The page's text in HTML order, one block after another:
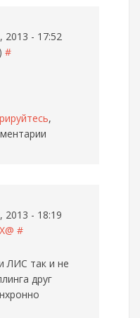
2013 - 17:52
#
,
- 18:19
#
ЛИС так и не
друг